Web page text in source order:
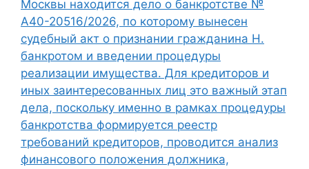
Москвы находится дело о банкротстве №
А40-20516/2026, по которому вынесен
судебный акт о признании гражданина Н.
банкротом и введении процедуры
реализации имущества. Для кредиторов и
иных заинтересованных лиц это важный этап
дела, поскольку именно в рамках процедуры
банкротства формируется реестр
требований кредиторов, проводится анализ
финансового положения должника,